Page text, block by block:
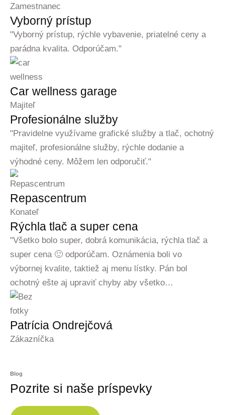
Zamestnanec
Vyborný prístup
"Vyborný prístup, rýchle vybavenie, priatelné ceny a
parádna kvalita. Odporúčam."
Car wellness garage
Majiteľ
Profesionálne služby
"Pravidelne využívame grafické služby a tlač, ochotný
majiteľ, profesionálne služby, rýchle dodanie a
výhodné ceny. Môžem len odporučiť."
Repascentrum
Konateľ
Rýchla tlač a super cena
"Všetko bolo super, dobrá komunikácia, rýchla tlač a
super cena 🙂 odporúčam. Oznámenia boli vo
výbornej kvalite, taktiež aj menu lístky. Pán bol
ochotný ešte aj upraviť chyby aby všetko…
Patrícia Ondrejčová
Zákazníčka
Blog
Pozrite si naše príspevky